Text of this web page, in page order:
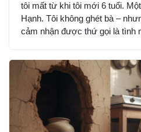
tôi mất từ khi tôi mới 6 tuổi.
Hạnh. Tôi không ghét bà –
cảm nhận được thứ gọi là tình